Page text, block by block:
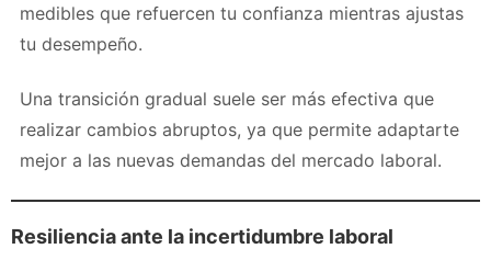
medibles que refuercen tu confianza mientras ajustas
tu desempeño.
Una transición gradual suele ser más efectiva que
realizar cambios abruptos, ya que permite adaptarte
mejor a las nuevas demandas del mercado laboral.
Resiliencia ante la incertidumbre laboral